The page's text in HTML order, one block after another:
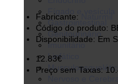
Gastrointestinal
Genitourinário
Imunitário
Linfático
Fabricante:
Código do produto:
Disponibilidade: Em
12.83€
Preço sem Taxas: